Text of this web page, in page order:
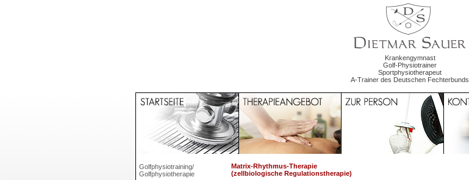
Krankengymnast
Golf-Physiotrainer
Sportphysiotherapeut
A-Trainer des Deutschen Fechterbunds
Golfphysiotraining/
Golfphysiotherapie
Matrix-Rhythmus-Therapie
(zellbiologische Regulationstherapie)